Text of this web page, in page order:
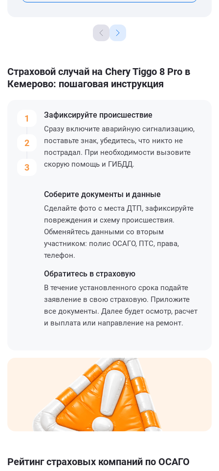
Страховой случай на Chery Tiggo 8 Pro в
Кемерово: пошаговая инструкция
1
2
3
Зафиксируйте происшествие
Сразу включите аварийную сигнализацию,
поставьте знак, убедитесь, что никто не
пострадал. При необходимости вызовите
скорую помощь и ГИБДД.
Соберите документы и данные
Сделайте фото с места ДТП, зафиксируйте
повреждения и схему происшествия.
Обменяйтесь данными со вторым
участником: полис ОСАГО, ПТС, права,
телефон.
Обратитесь в страховую
В течение установленного срока подайте
заявление в свою страховую. Приложите
все документы. Далее будет осмотр, расчет
и выплата или направление на ремонт.
Рейтинг страховых компаний по ОСАГО